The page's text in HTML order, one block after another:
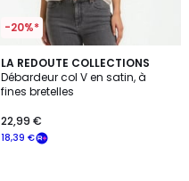
-20%*
LA REDOUTE COLLECTIONS
Débardeur col V en satin, à
fines bretelles
18,39 €
22,99 €
4,4
/ 5
3
Couleurs